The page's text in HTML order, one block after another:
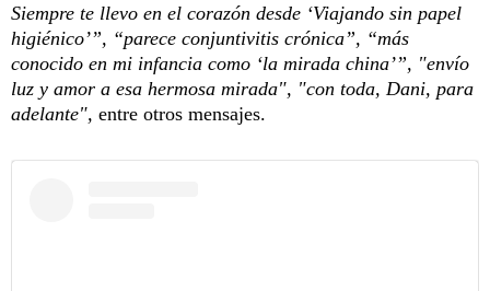
Siempre te llevo en el corazón desde ‘Viajando sin papel
higiénico’”, “parece conjuntivitis crónica”, “más
conocido en mi infancia como ‘la mirada china’”, "envío
luz y amor a esa hermosa mirada", "con toda, Dani, para
adelante", entre otros mensajes.